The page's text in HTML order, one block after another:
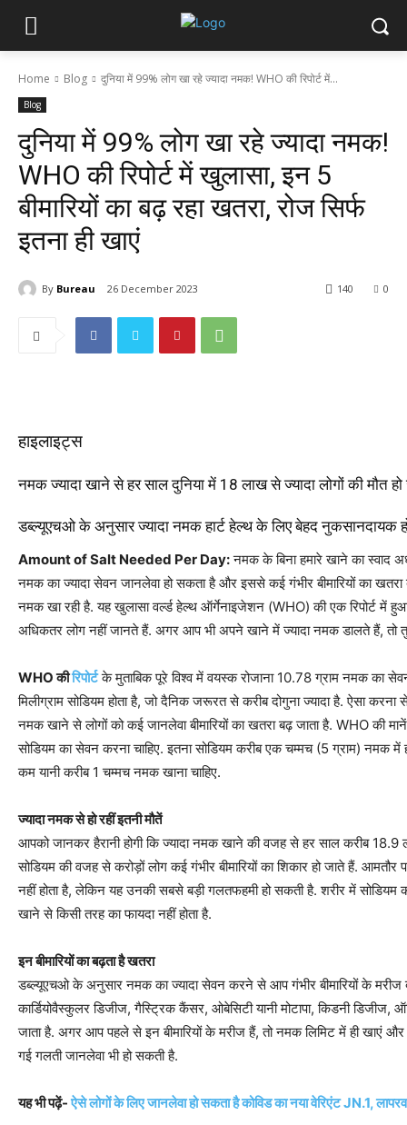
Home Blog दुनिया में 99% लोग खा रहे ज्यादा नमक! WHO की रिपोर्ट में...
Blog
दुनिया में 99% लोग खा रहे ज्यादा नमक!
WHO की रिपोर्ट में खुलासा, इन 5
बीमारियों का बढ़ रहा खतरा, रोज सिर्फ
इतना ही खाएं
By Bureau 26 December 2023 0
140
हाइलाइट्स
नमक ज्यादा खाने से हर साल दुनिया में 18 लाख से ज्यादा लोगों की मौत हो
डब्ल्यूएचओ के अनुसार ज्यादा नमक हार्ट हेल्थ के लिए बेहद नुकसानदायक
Amount of Salt Needed Per Day:नमक के बिना हमारे खाने का स्वाद
नमक का ज्यादा सेवन जानलेवा हो सकता है और इससे कई गंभीर बीमारियों का खतरा
नमक खा रही है. यह खुलासा वर्ल्ड हेल्थ ऑर्गेनाइजेशन (WHO) की एक रिपोर्ट में
अधिकतर लोग नहीं जानते हैं. अगर आप भी अपने खाने में ज्यादा नमक डालते हैं,
WHO कीरिपोर्टके मुताबिक पूरे विश्व में वयस्क रोजाना 10.78 ग्राम नमक का
मिलीग्राम सोडियम होता है, जो दैनिक जरूरत से करीब दोगुना ज्यादा है. ऐसा
नमक खाने से लोगों को कई जानलेवा बीमारियों का खतरा बढ़ जाता है. WHO की
सोडियम का सेवन करना चाहिए. इतना सोडियम करीब एक चम्मच (5 ग्राम) नमक में
कम यानी करीब 1 चम्मच नमक खाना चाहिए.
ज्यादा नमक से हो रहीं इतनी मौतें
आपको जानकर हैरानी होगी कि ज्यादा नमक खाने की वजह से हर साल करीब 18.9
सोडियम की वजह से करोड़ों लोग कई गंभीर बीमारियों का शिकार हो जाते हैं.
नहीं होता है, लेकिन यह उनकी सबसे बड़ी गलतफहमी हो सकती है. शरीर में सोडियम
खाने से किसी तरह का फायदा नहीं होता है.
इन बीमारियों का बढ़ता है खतरा
डब्ल्यूएचओ के अनुसार नमक का ज्यादा सेवन करने से आप गंभीर बीमारियों के
कार्डियोवैस्कुलर डिजीज, गैस्ट्रिक कैंसर, ओबेसिटी यानी मोटापा, किडनी डिजीज,
जाता है. अगर आप पहले से इन बीमारियों के मरीज हैं, तो नमक लिमिट में ही खाएं
गई गलती जानलेवा भी हो सकती है.
यह भी पढ़ें-ऐसे लोगों के लिए जानलेवा हो सकता है कोविड का नया वेरिएंट JN.1,